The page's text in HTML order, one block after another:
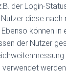
der Login-
diese nach
können in
der Nutzer